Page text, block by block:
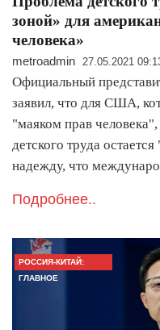
зоной» для
человека»
metroadmin 27.05.2021
Официальный
заявил, что для США,
"маяком прав
детского труда
надежду, что
Подробнее..
РОССИЯ-КИТАЙ:
ГЛАВНОЕ